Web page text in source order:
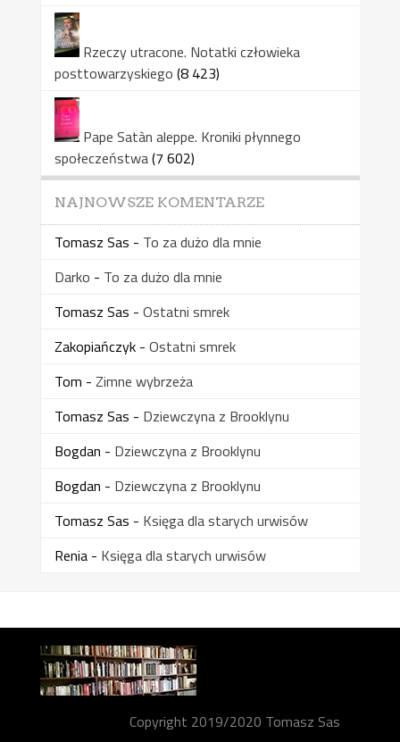
Rzeczy utracone. Notatki człowieka
posttowarzyskiego (8 423)
Pape Satàn aleppe. Kroniki płynnego
społeczeństwa(7 602)
NAJNOWSZE KOMENTARZE
Tomasz Sas - To za dużo dla mnie
Darko - To za dużo dla mnie
Tomasz Sas - Ostatni smrek
Zakopiańczyk- Ostatni smrek
Tom - Zimne wybrzeża
Tomasz Sas - Dziewczyna z Brooklynu
Bogdan - Dziewczyna z Brooklynu
Bogdan - Dziewczyna z Brooklynu
Tomasz Sas - Księga dla starych urwisów
Renia- Księga dla starych urwisów
Copyright 2019/2020 Tomasz Sas